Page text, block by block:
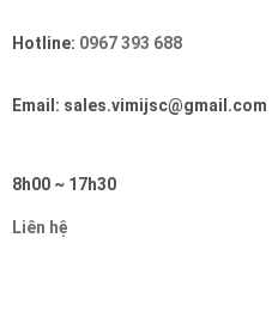
Hotline: 0967 393 688
Email: sales.vimijsc@gmail.com
8h00 ~ 17h30
Liên hệ